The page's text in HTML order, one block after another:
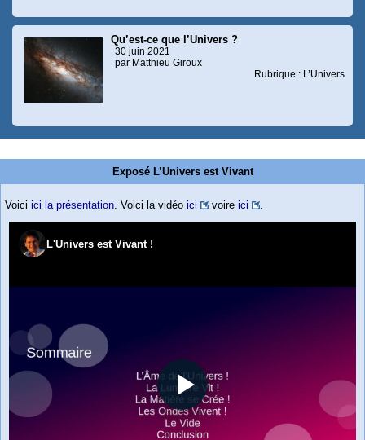
Qu’est-ce que l’Univers ?
30 juin 2021
par Matthieu Giroux
Rubrique : L’Univers
Exposé L’Univers est Vivant
Voici ici la présentation . Voici la vidéo ici voire ici